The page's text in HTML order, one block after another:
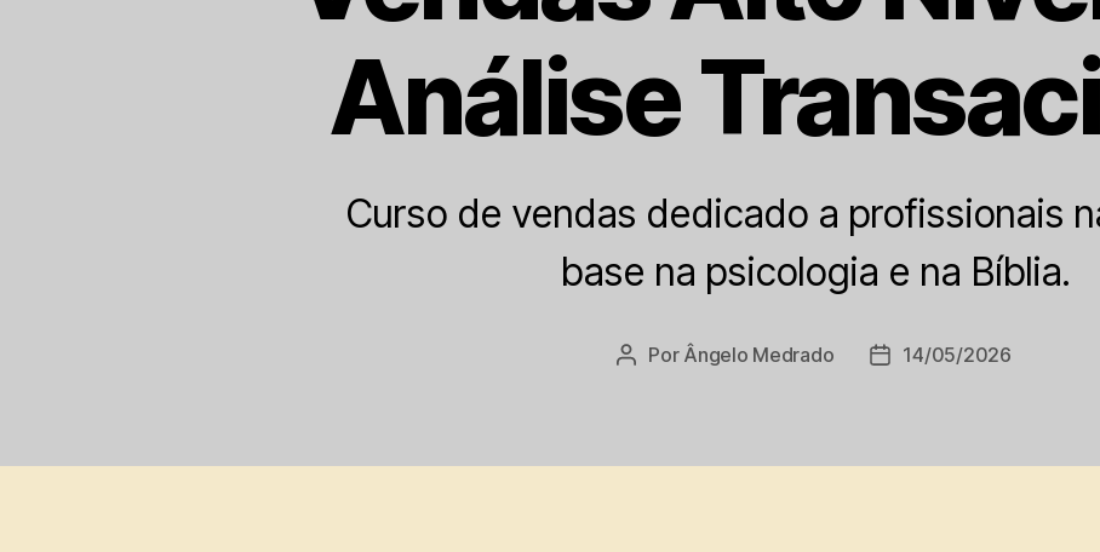
Análise
Curso de vendas dedicado a profissionais
base na psicologia e na Bíblia.
Autor
Por Ângelo Medrado
Data14/05/2026